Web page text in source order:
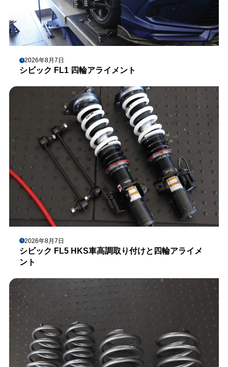
2026年8月7日
シビック FL1 四輪アライメント
2026年8月7日
シビック FL5 HKS車高調取り付けと四輪アライメ
ント